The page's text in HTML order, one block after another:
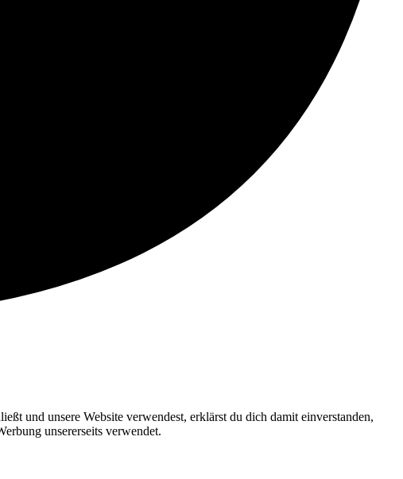
und unsere Website verwendest, erklärst du dich damit einverstanden,
unsererseits verwendet.